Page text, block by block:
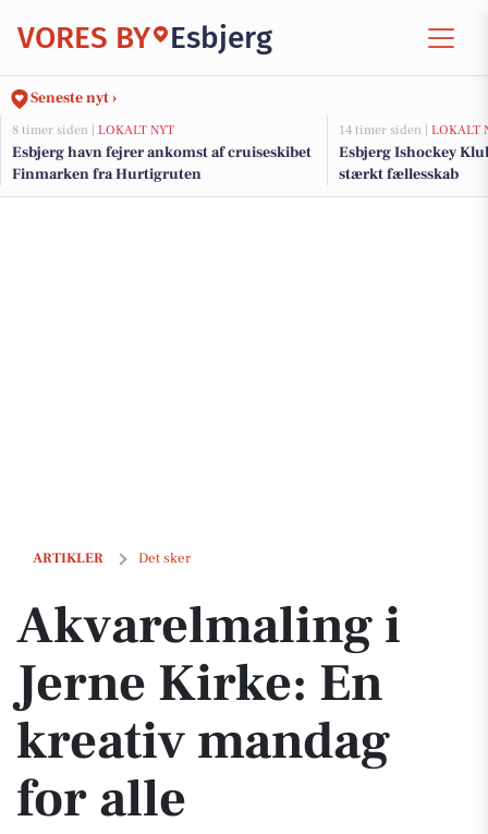
VORES BY Esbjerg
Seneste nyt ›
8 timer siden | LOKALT NYT
Esbjerg havn fejrer ankomst af cruiseskibet
Finmarken fra Hurtigruten
14 timer siden | LOKALT
Esbjerg Ishockey
stærkt fællesskab
ARTIKLER Det sker
Akvarelmaling i Jerne Kirke: En kreativ mandag for alle
Akvarelmaling i
Jerne Kirke: En
kreativ mandag
for alle